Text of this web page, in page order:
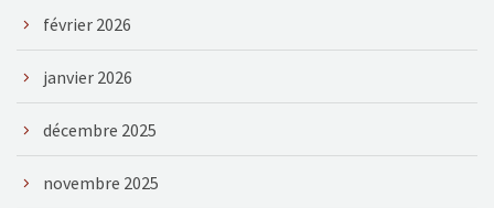
février 2026
janvier 2026
décembre 2025
novembre 2025